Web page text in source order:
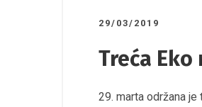
29/03/2019
Treća
29. marta održana je